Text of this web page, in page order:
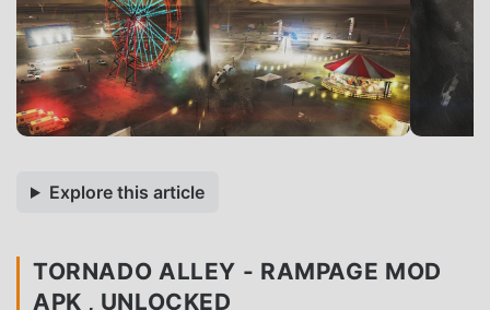
Explore this article
TORNADO ALLEY - RAMPAGE MOD
APK , UNLOCKED